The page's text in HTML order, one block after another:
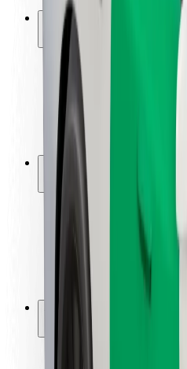
Biztonság
Utasbiztonság
Sofőr biztonság
E-roller biztonság
Biztonsági részleg
Városok
Lokációk
Városi megoldások
Repülőtér
Bolt töltőállomások
Súgó
Utasoknak